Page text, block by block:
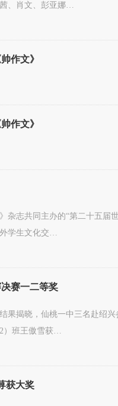
、肖文、彭亚娜…
作文》
作文》
杂志共同主办的“第二十五届
学生文化交…
赛一二等奖
揭晓，仙桃一中三名赴绍
）班王傲雪获…
获大奖